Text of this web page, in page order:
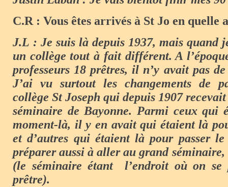
C.R : Vous êtes arrivés à St Jo en quelle
J.L : Je suis là depuis 1937, mais quand
un collège tout à fait différent. A
professeurs 18 prêtres, il n’y avait pas
J’ai vu surtout les changements de
collège St Joseph qui depuis 1907
séminaire de Bayonne. Parmi ceux qui
moment-là, il y en avait qui étaient là
et d’autres qui étaient là pour passer
préparer aussi à aller au grand
(le séminaire étant l’endroit où on se
prêtre).